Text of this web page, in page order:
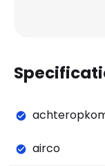
airco